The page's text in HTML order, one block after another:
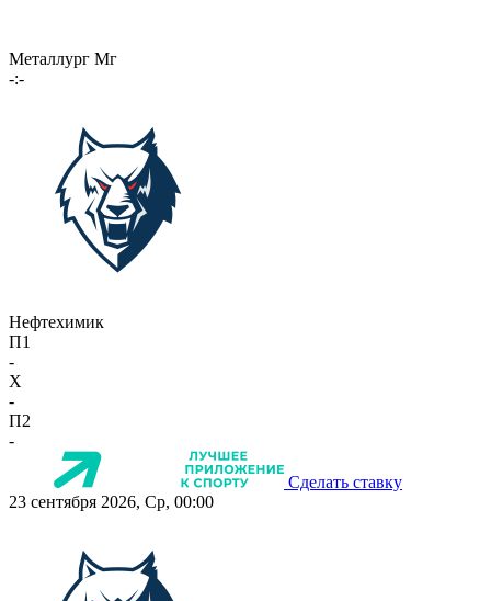
Металлург Мг
-:-
Нефтехимик
П1
-
X
-
П2
-
Сделать ставку
23 сентября 2026, Ср, 00:00